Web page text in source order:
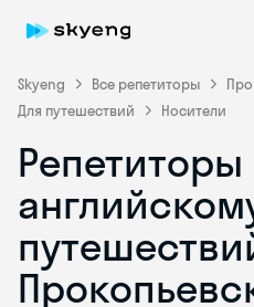
Skyeng Все репетиторы
Для путешествий
Носители
Репетиторы
Skyeng Chat